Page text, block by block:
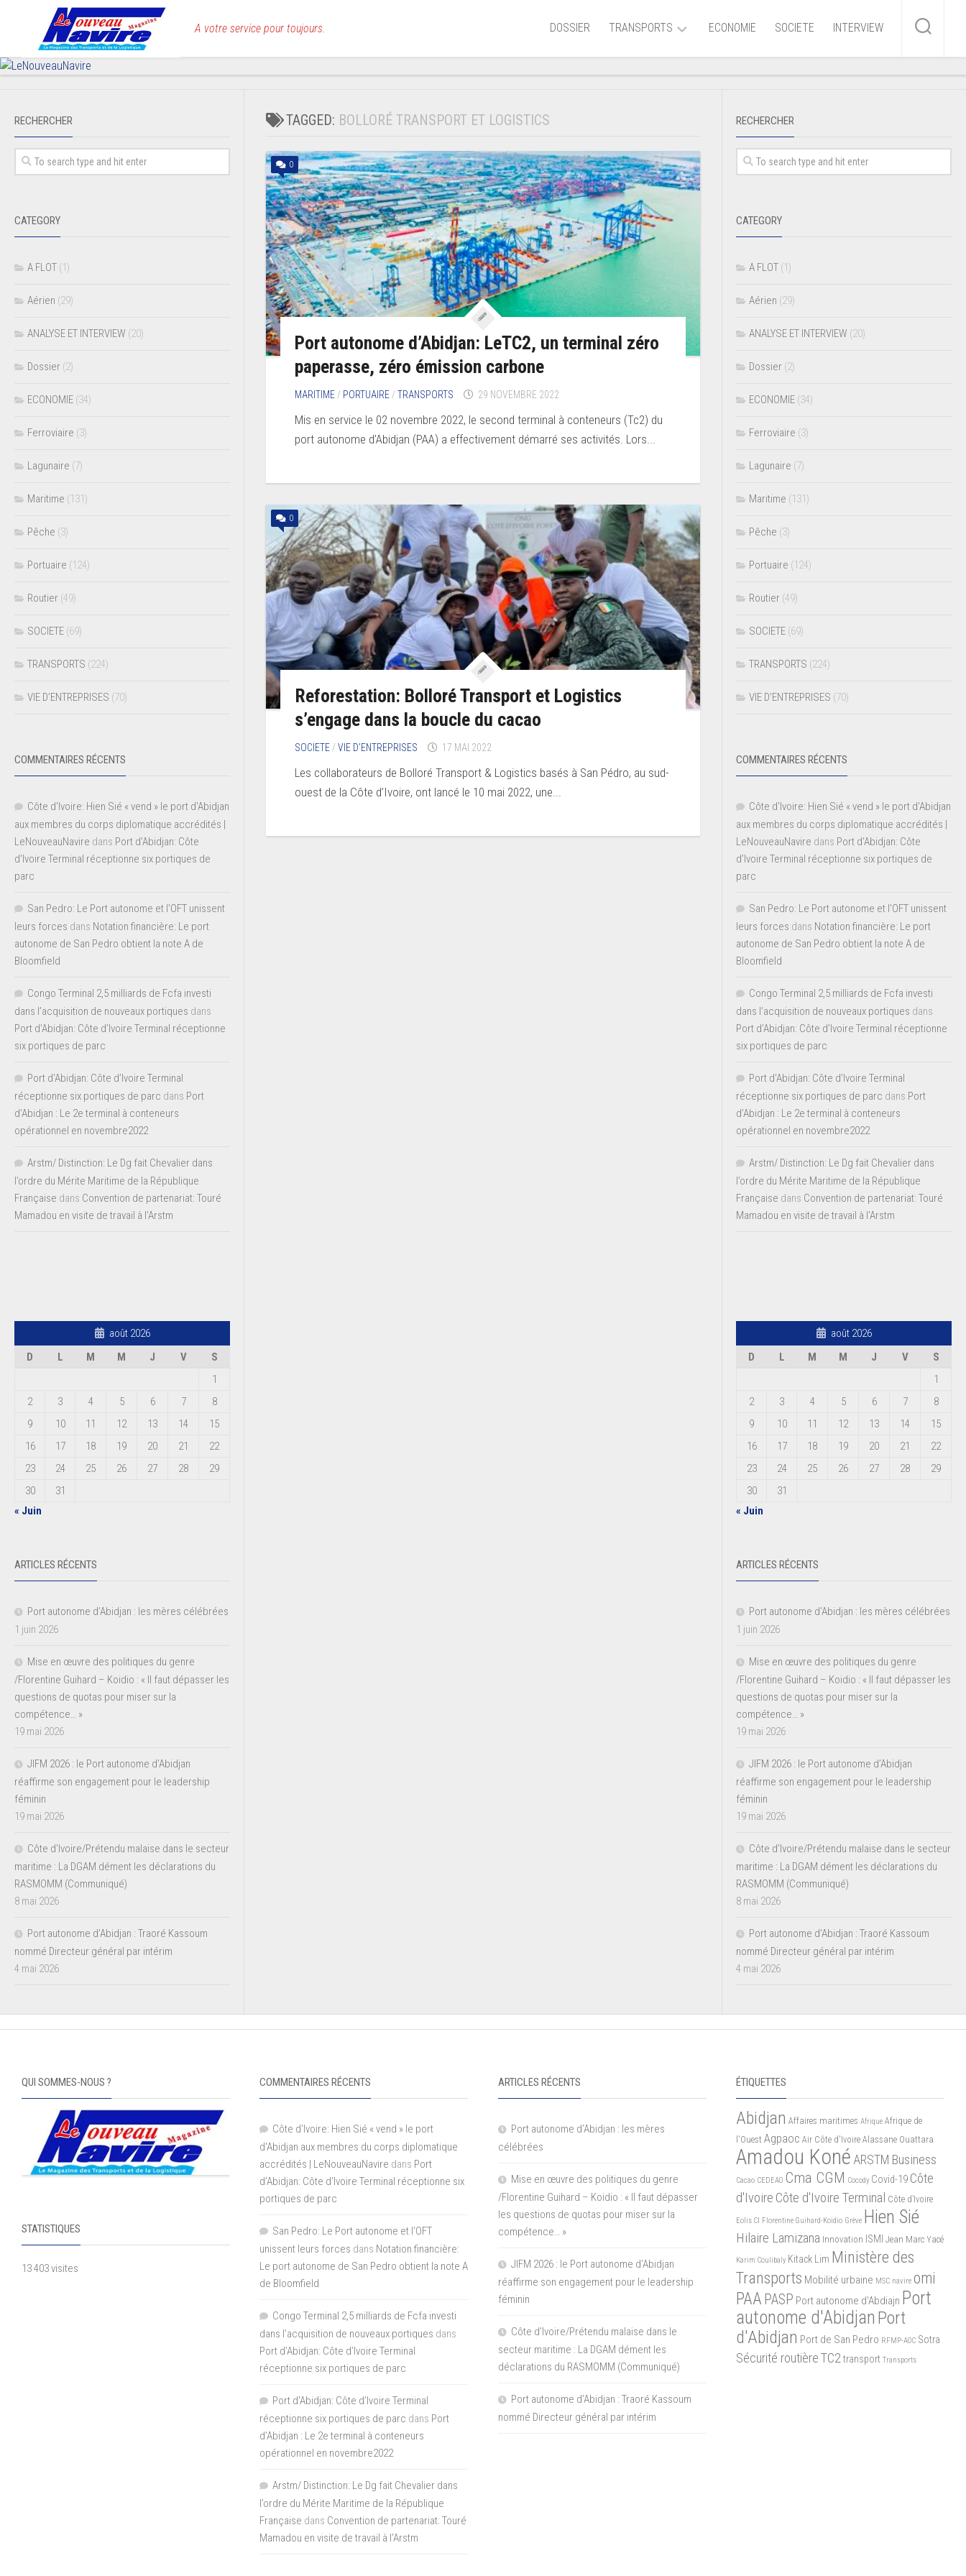
A votre service pour toujours. DOSSIER TRANSPORTS
Aérien
Routier
Ferroviaire
Lagunaire
ECONOMIE SOCIETE INTERVIEW
TAGGED: BOLLORÉ TRANSPORT ET LOGISTICS
0
Port autonome d’Abidjan: LeTC2, un terminal zéro
paperasse, zéro émission carbone
MARITIME / PORTUAIRE /TRANSPORTS 29 NOVEMBRE 2022
Mis en service le 02 novembre 2022, le second terminal à conteneurs (Tc2) du
port autonome d’Abidjan (PAA) a effectivement démarré ses activités. Lors...
0
Reforestation: Bolloré Transport et Logistics
s’engage dans la boucle du cacao
SOCIETE /VIE D’ENTREPRISES 17 MAI 2022
Les collaborateurs de Bolloré Transport & Logistics basés à San Pédro, au sud-
ouest de la Côte d’Ivoire, ont lancé le 10 mai 2022, une...
RECHERCHER
CATEGORY
A FLOT (1)
Aérien (29)
ANALYSE ET INTERVIEW (20)
Dossier (2)
ECONOMIE (34)
Ferroviaire (3)
Lagunaire (7)
Maritime (131)
Pêche (3)
Portuaire (124)
Routier (49)
SOCIETE (69)
TRANSPORTS (224)
VIE D’ENTREPRISES (70)
COMMENTAIRES RÉCENTS
Côte d'Ivoire: Hien Sié « vend » le port d'Abidjan
aux membres du corps diplomatique accrédités |
LeNouveauNavire dans Port d’Abidjan: Côte
d’Ivoire Terminal réceptionne six portiques de
parc
San Pedro: Le Port autonome et l’OFT unissent
leurs forces dans Notation financière: Le port
autonome de San Pedro obtient la note A de
Bloomfield
Congo Terminal 2,5 milliards de Fcfa investi
dans l’acquisition de nouveaux portiques dans
Port d’Abidjan: Côte d’Ivoire Terminal réceptionne
six portiques de parc
Port d'Abidjan: Côte d’Ivoire Terminal
réceptionne six portiques de parc dans Port
d’Abidjan : Le 2e terminal à conteneurs
opérationnel en novembre2022
Arstm/ Distinction: Le Dg fait Chevalier dans
l’ordre du Mérite Maritime de la République
Française dans Convention de partenariat: Touré
Mamadou en visite de travail à l’Arstm
août 2026
D
L M M J V
S
1
2
3 4 5 6 7
8
9
10 11 12 13 14
15
16
17 18 19 20 21
22
23
24 25 26 27 28
29
30
31
« Juin
ARTICLES RÉCENTS
Port autonome d’Abidjan : les mères célébrées
1 juin 2026
Mise en œuvre des politiques du genre
/Florentine Guihard – Koidio : « Il faut dépasser les
questions de quotas pour miser sur la
compétence… »
19 mai 2026
JIFM 2026 : le Port autonome d’Abidjan
réaffirme son engagement pour le leadership
féminin
19 mai 2026
Côte d’Ivoire/Prétendu malaise dans le secteur
maritime : La DGAM dément les déclarations du
RASMOMM (Communiqué)
8 mai 2026
Port autonome d’Abidjan : Traoré Kassoum
nommé Directeur général par intérim
4 mai 2026
RECHERCHER
CATEGORY
A FLOT (1)
Aérien (29)
ANALYSE ET INTERVIEW (20)
Dossier (2)
ECONOMIE (34)
Ferroviaire (3)
Lagunaire (7)
Maritime (131)
Pêche (3)
Portuaire (124)
Routier (49)
SOCIETE (69)
TRANSPORTS (224)
VIE D’ENTREPRISES (70)
COMMENTAIRES RÉCENTS
Côte d'Ivoire: Hien Sié « vend » le port d'Abidjan
aux membres du corps diplomatique accrédités |
LeNouveauNavire dans Port d’Abidjan: Côte
d’Ivoire Terminal réceptionne six portiques de
parc
San Pedro: Le Port autonome et l’OFT unissent
leurs forces dans Notation financière: Le port
autonome de San Pedro obtient la note A de
Bloomfield
Congo Terminal 2,5 milliards de Fcfa investi
dans l’acquisition de nouveaux portiques dans
Port d’Abidjan: Côte d’Ivoire Terminal réceptionne
six portiques de parc
Port d'Abidjan: Côte d’Ivoire Terminal
réceptionne six portiques de parc dans Port
d’Abidjan : Le 2e terminal à conteneurs
opérationnel en novembre2022
Arstm/ Distinction: Le Dg fait Chevalier dans
l’ordre du Mérite Maritime de la République
Française dans Convention de partenariat: Touré
Mamadou en visite de travail à l’Arstm
août 2026
D
L M M J V
S
1
2
3 4 5 6 7
8
9
10 11 12 13 14
15
16
17 18 19 20 21
22
23
24 25 26 27 28
29
30
31
« Juin
ARTICLES RÉCENTS
Port autonome d’Abidjan : les mères célébrées
1 juin 2026
Mise en œuvre des politiques du genre
/Florentine Guihard – Koidio : « Il faut dépasser les
questions de quotas pour miser sur la
compétence… »
19 mai 2026
JIFM 2026 : le Port autonome d’Abidjan
réaffirme son engagement pour le leadership
féminin
19 mai 2026
Côte d’Ivoire/Prétendu malaise dans le secteur
maritime : La DGAM dément les déclarations du
RASMOMM (Communiqué)
8 mai 2026
Port autonome d’Abidjan : Traoré Kassoum
nommé Directeur général par intérim
4 mai 2026
QUI SOMMES-NOUS ?
STATISTIQUES
13 403 visites
COMMENTAIRES RÉCENTS
Côte d'Ivoire: Hien Sié « vend » le port
d'Abidjan aux membres du corps diplomatique
accrédités | LeNouveauNavire dans Port
d’Abidjan: Côte d’Ivoire Terminal réceptionne six
portiques de parc
San Pedro: Le Port autonome et l’OFT
unissent leurs forces dans Notation financière:
Le port autonome de San Pedro obtient la note A
de Bloomfield
Congo Terminal 2,5 milliards de Fcfa investi
dans l’acquisition de nouveaux portiques dans
Port d’Abidjan: Côte d’Ivoire Terminal
réceptionne six portiques de parc
Port d'Abidjan: Côte d’Ivoire Terminal
réceptionne six portiques de parc dans Port
d’Abidjan : Le 2e terminal à conteneurs
opérationnel en novembre2022
Arstm/ Distinction: Le Dg fait Chevalier dans
l’ordre du Mérite Maritime de la République
Française dans Convention de partenariat: Touré
Mamadou en visite de travail à l’Arstm
ARTICLES RÉCENTS
Port autonome d’Abidjan : les mères
célébrées
Mise en œuvre des politiques du genre
/Florentine Guihard – Koidio : « Il faut dépasser
les questions de quotas pour miser sur la
compétence… »
JIFM 2026 : le Port autonome d’Abidjan
réaffirme son engagement pour le leadership
féminin
Côte d’Ivoire/Prétendu malaise dans le
secteur maritime : La DGAM dément les
déclarations du RASMOMM (Communiqué)
Port autonome d’Abidjan : Traoré Kassoum
nommé Directeur général par intérim
ÉTIQUETTES
Abidjan Affaires maritimes Afrique Afrique de
l'Ouest Agpaoc Air Côte d'Ivoire Alassane Ouattara
Amadou Koné ARSTM Business
Cacao CEDEAO Cma CGM Cocody Covid-19 Côte
d'Ivoire Côte d'Ivoire Terminal Côte d’Ivoire
Eolis CI Florentine Guihard-Koidio Grève Hien Sié
Hilaire Lamizana Innovation ISMI Jean Marc Yacé
Karim Coulibaly Kitack Lim Ministère des
Transports Mobilité urbaine MSC navire omi
PAA PASP Port autonome d'Abdiajn Port
autonome d'Abidjan Port
d'Abidjan Port de San Pedro RFMP-AOC Sotra
Sécurité routièreTC2 transport Transports